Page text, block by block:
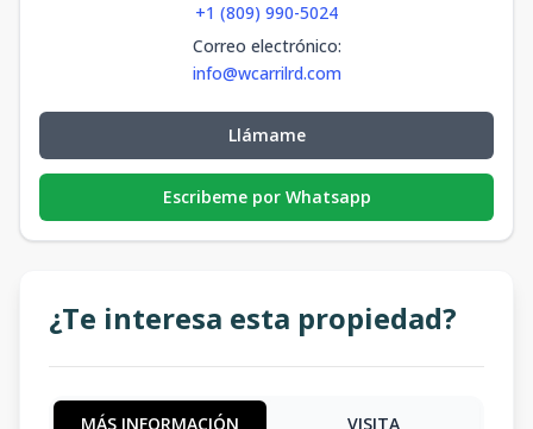
+1 (809) 990-5024
Correo electrónico:
info@wcarrilrd.com
Llámame
Escribeme por Whatsapp
¿Te interesa esta propiedad?
MÁS INFORMACIÓN VISITA